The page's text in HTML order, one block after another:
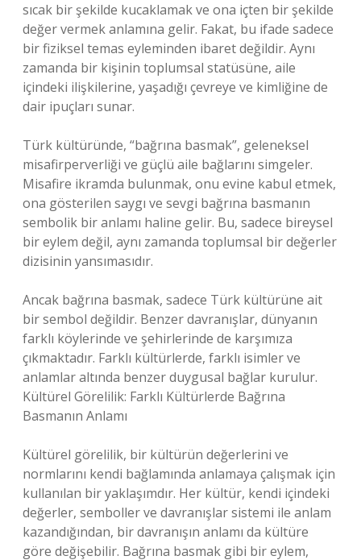
sıcak bir şekilde kucaklamak ve ona içten bir şekilde
değer vermek anlamına gelir. Fakat, bu ifade sadece
bir fiziksel temas eyleminden ibaret değildir. Aynı
zamanda bir kişinin toplumsal statüsüne, aile
içindeki ilişkilerine, yaşadığı çevreye ve kimliğine de
dair ipuçları sunar.
Türk kültüründe, “bağrına basmak”, geleneksel
misafirperverliği ve güçlü aile bağlarını simgeler.
Misafire ikramda bulunmak, onu evine kabul etmek,
ona gösterilen saygı ve sevgi bağrına basmanın
sembolik bir anlamı haline gelir. Bu, sadece bireysel
bir eylem değil, aynı zamanda toplumsal bir değerler
dizisinin yansımasıdır.
Ancak bağrına basmak, sadece Türk kültürüne ait
bir sembol değildir. Benzer davranışlar, dünyanın
farklı köylerinde ve şehirlerinde de karşımıza
çıkmaktadır. Farklı kültürlerde, farklı isimler ve
anlamlar altında benzer duygusal bağlar kurulur.
Kültürel Görelilik: Farklı Kültürlerde Bağrına
Basmanın Anlamı
Kültürel görelilik, bir kültürün değerlerini ve
normlarını kendi bağlamında anlamaya çalışmak için
kullanılan bir yaklaşımdır. Her kültür, kendi içindeki
değerler, semboller ve davranışlar sistemi ile anlam
kazandığından, bir davranışın anlamı da kültüre
göre değişebilir. Bağrına basmak gibi bir eylem,